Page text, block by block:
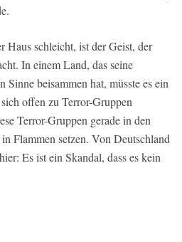
Haus schleicht, ist der Geist, der
In einem Land, das seine
Sinne beisammen hat, müsste es ein
offen zu Terror-Gruppen
Terror-Gruppen gerade in den
Flammen setzen. Von Deutschland
Es ist ein Skandal, dass es kein